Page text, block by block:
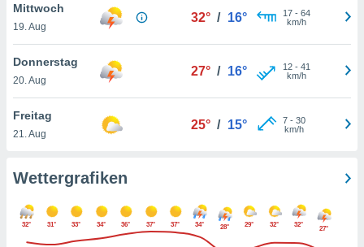
können
von
und
klicken.
und
Mittwoch
19. Aug
32° / 16° 17- 64
km/h
Donnerstag
20. Aug
27° / 16° 12- 41
km/h
Freitag
21. Aug
25° / 15° 7- 30
km/h
Wettergrafiken
32° 31° 33° 34° 36° 37° 37° 34° 28° 29° 32° 32°
27°